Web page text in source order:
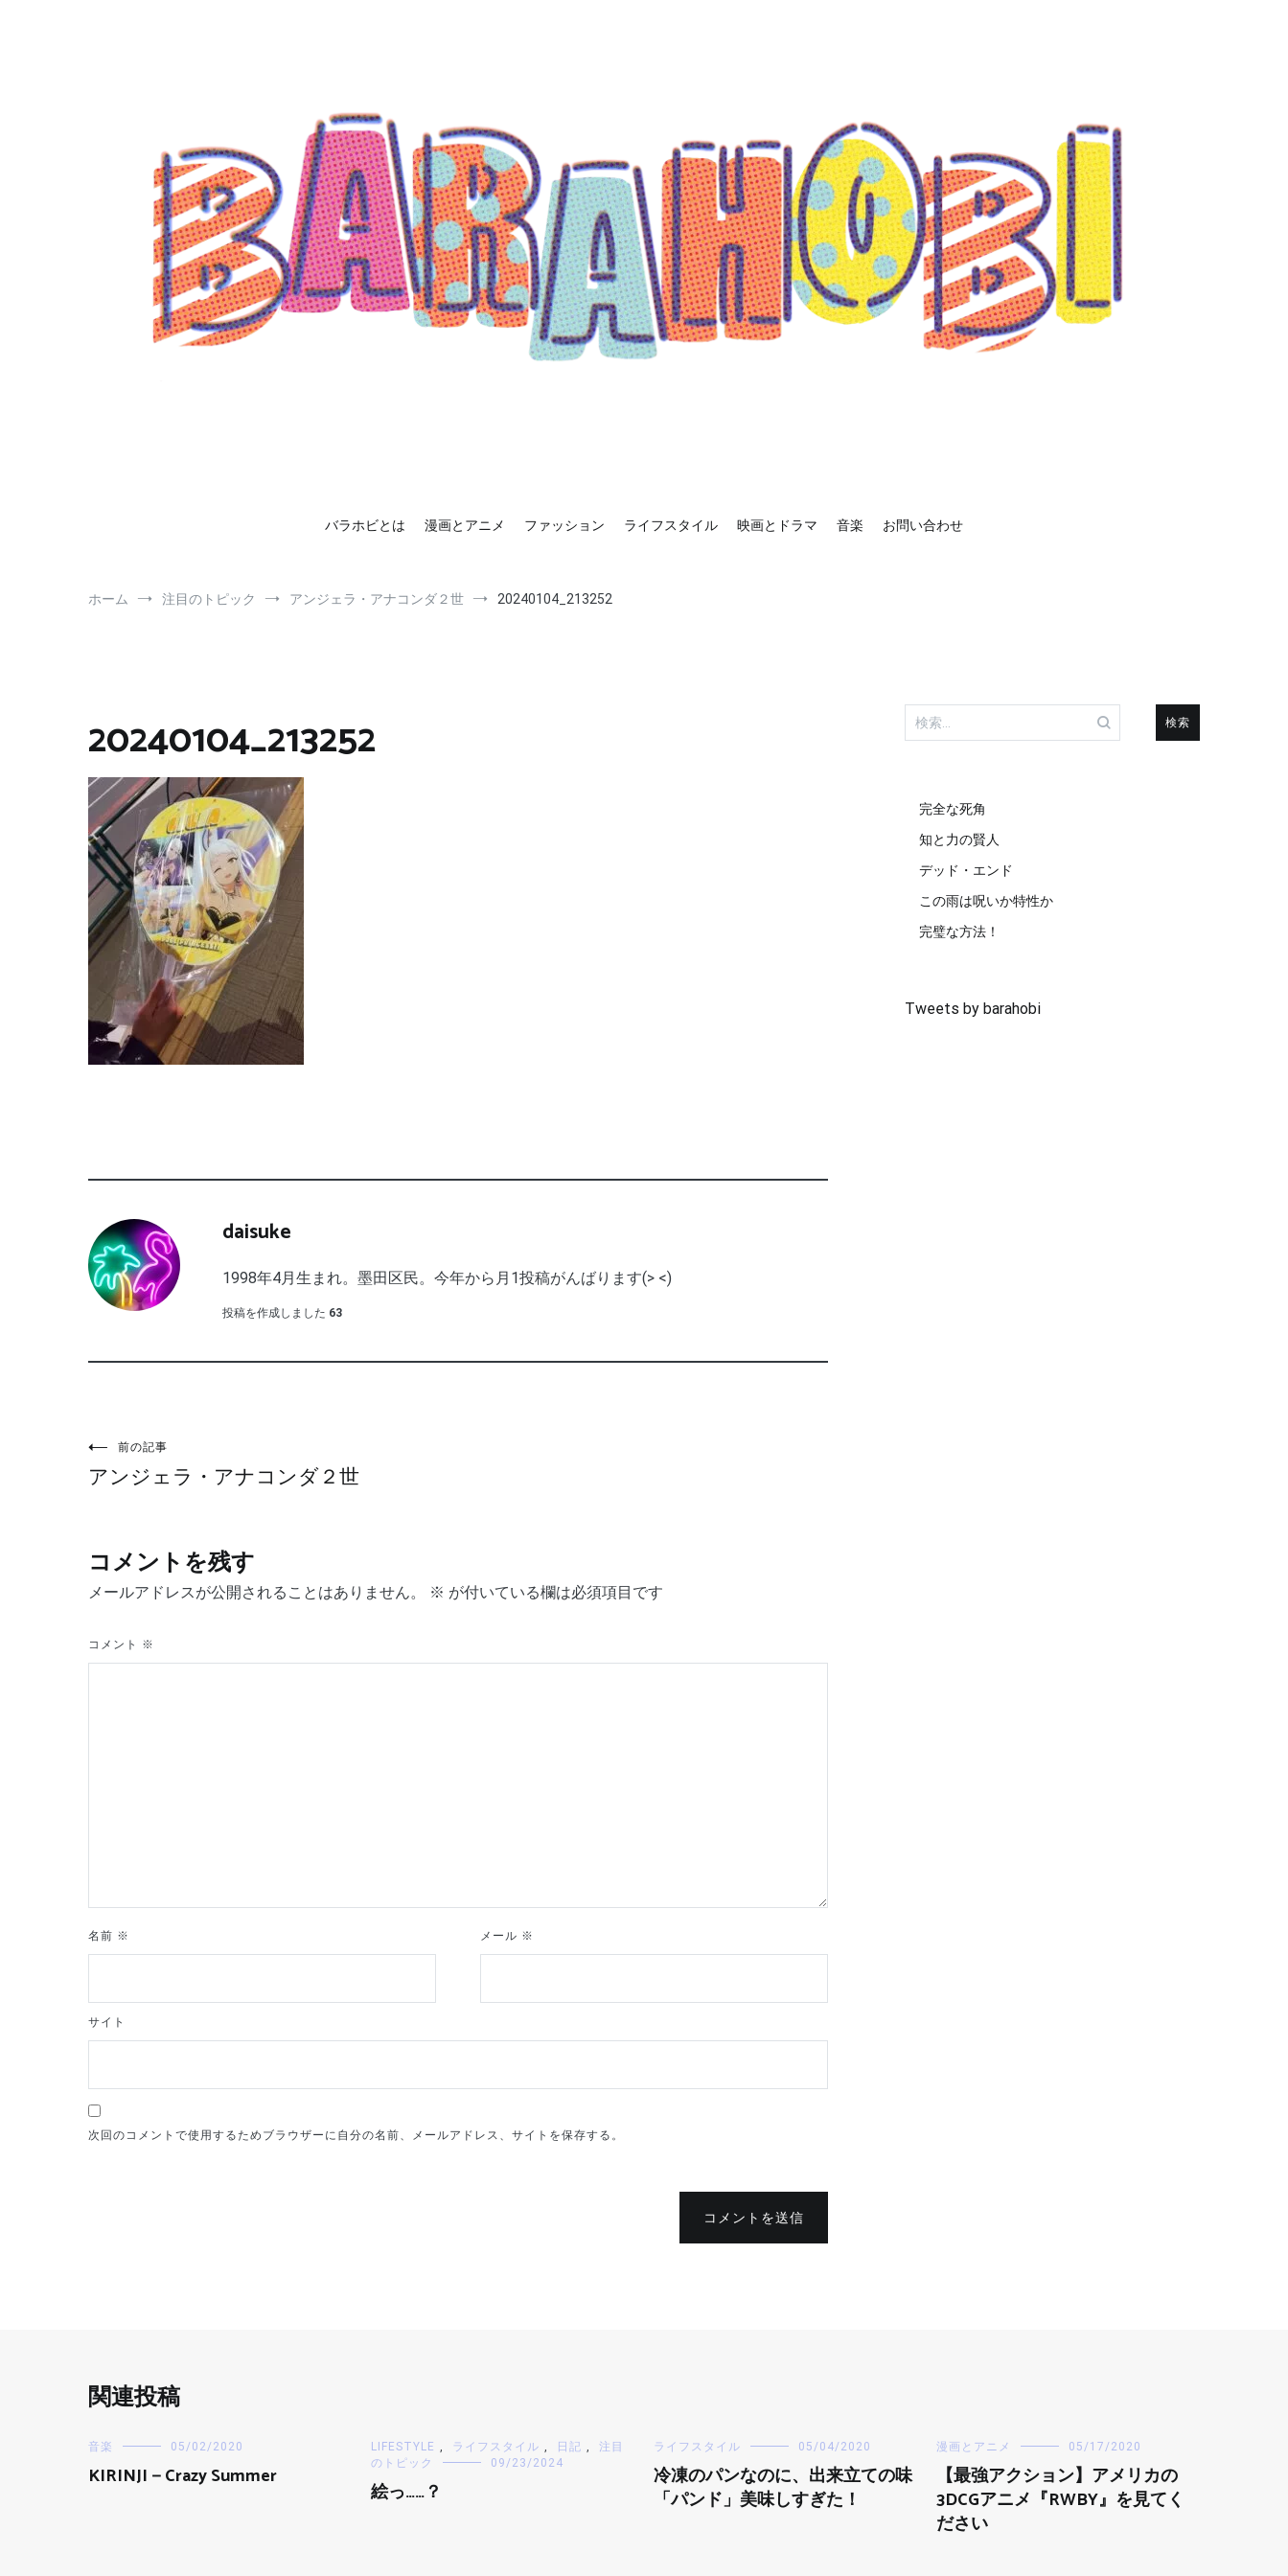
バラホビとは
漫画とアニメ ファッション ライフスタイル 映画とドラマ 音楽 お問い合わせ
ホーム 注目のトピック アンジェラ・アナコンダ２世 20240104_213252
20240104_213252
daisuke
1998年4月生まれ。墨田区民。今年から月1投稿がんばります(> <)
投稿を作成しました 63
投
ナ
ビ
ゲ
前の記事
アンジェラ・アナコンダ２世
コメントを残す
メールアドレスが公開されることはありません。 ※ が付いている欄は必須項目です
コメント ※
名前 ※ メール ※
サイト
次回のコメントで使用するためブラウザーに自分の名前、メールアドレス、サイトを保存する。
コメントを送信
検
索:
完全な死角
知と力の賢人
デッド・エンド
この雨は呪いか特性か
完璧な方法！
Tweets by barahobi
関連投稿
音楽 05/02/2020
KIRINJI－Crazy Summer
LIFESTYLE ライフスタイル 日記
注目
のトピック
09/23/2024
絵っ……？
ライフスタイル 05/04/2020
冷凍のパンなのに、出来立ての味
「パンド」美味しすぎた！
漫画とアニメ 05/17/2020
【最強アクション】アメリカの
3DCGアニメ『RWBY』を見てく
ださい